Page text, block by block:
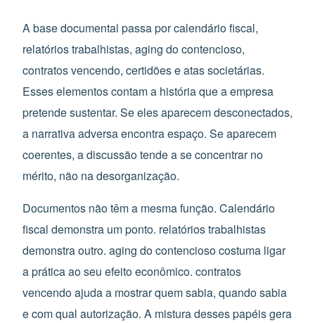
A base documental passa por calendário fiscal,
relatórios trabalhistas, aging do contencioso,
contratos vencendo, certidões e atas societárias.
Esses elementos contam a história que a empresa
pretende sustentar. Se eles aparecem desconectados,
a narrativa adversa encontra espaço. Se aparecem
coerentes, a discussão tende a se concentrar no
mérito, não na desorganização.
Documentos não têm a mesma função. Calendário
fiscal demonstra um ponto. relatórios trabalhistas
demonstra outro. aging do contencioso costuma ligar
a prática ao seu efeito econômico. contratos
vencendo ajuda a mostrar quem sabia, quando sabia
e com qual autorização. A mistura desses papéis gera